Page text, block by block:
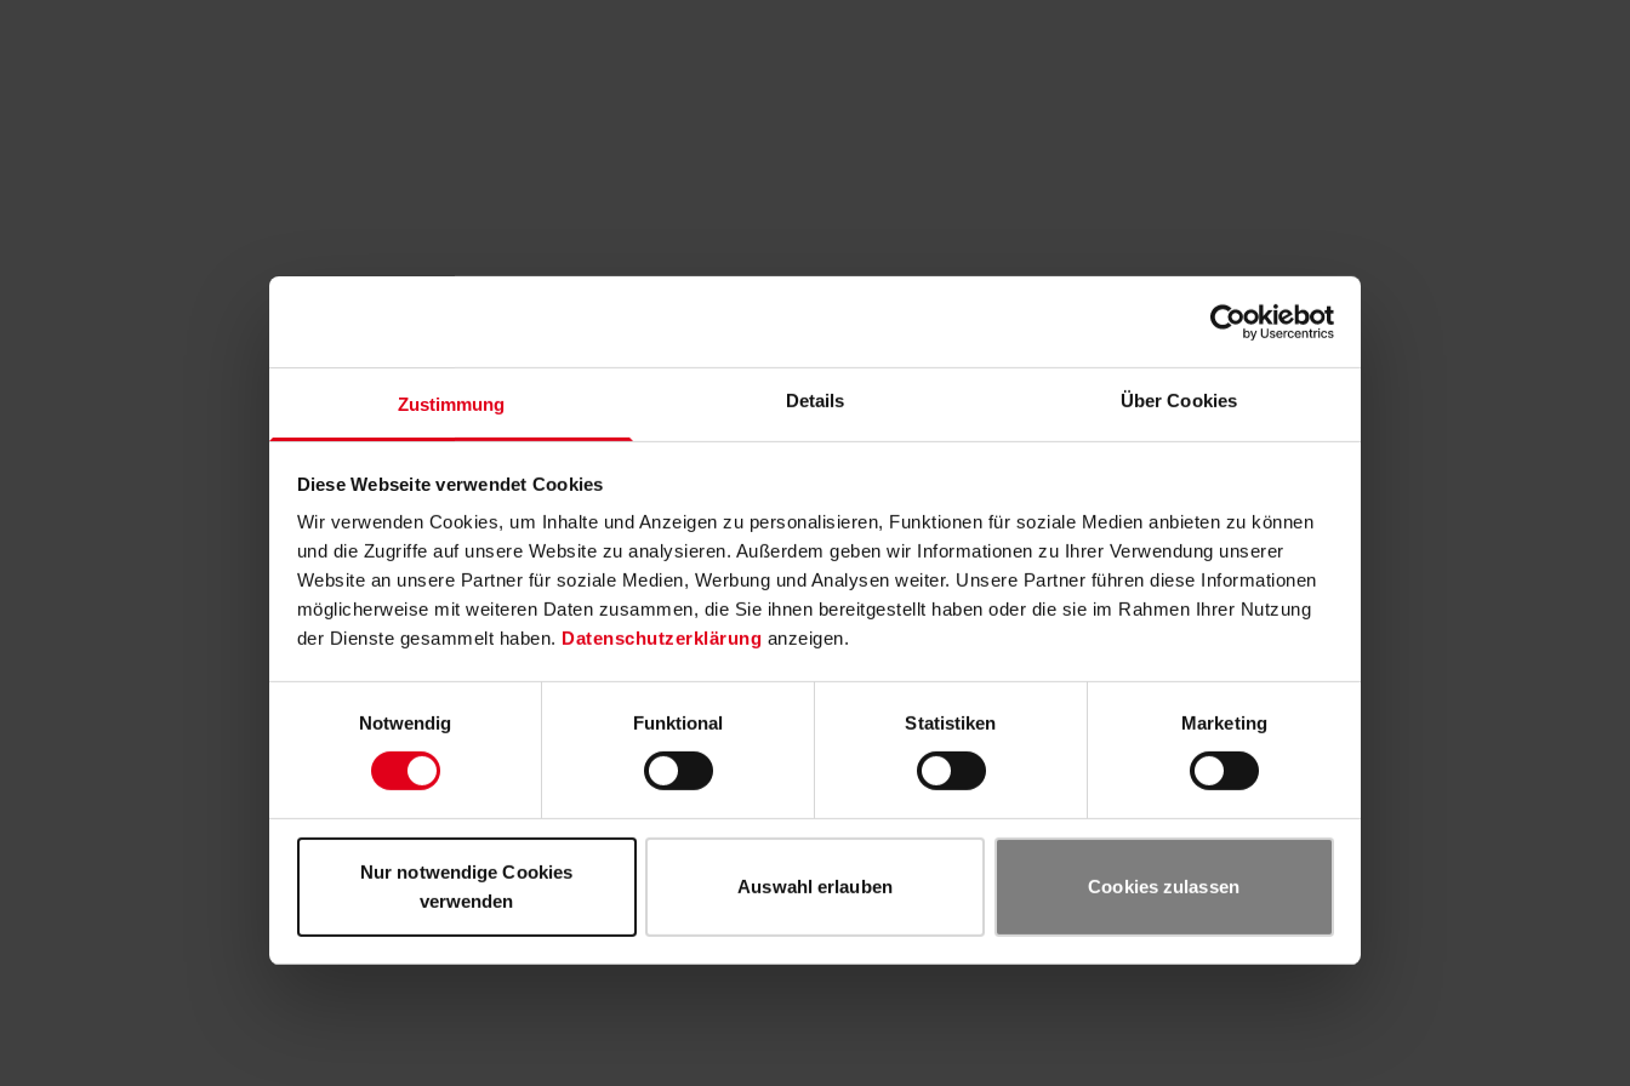
Zustimmung Details Über Cookies
Diese Webseite verwendet Cookies
Wir verwenden Cookies, um Inhalte und Anzeigen zu personalisieren, Funktionen für soziale Medien anbieten zu können
und die Zugriffe auf unsere Website zu analysieren. Außerdem geben wir Informationen zu Ihrer Verwendung unserer
Website an unsere Partner für soziale Medien, Werbung und Analysen weiter. Unsere Partner führen diese Informationen
möglicherweise mit weiteren Daten zusammen, die Sie ihnen bereitgestellt haben oder die sie im Rahmen Ihrer Nutzung
der Dienste gesammelt haben. Datenschutzerklärung anzeigen.
Notwendig
Funktional Statistiken Marketing
Nur notwendige Cookies
verwenden
Auswahl erlauben Cookies zulassen